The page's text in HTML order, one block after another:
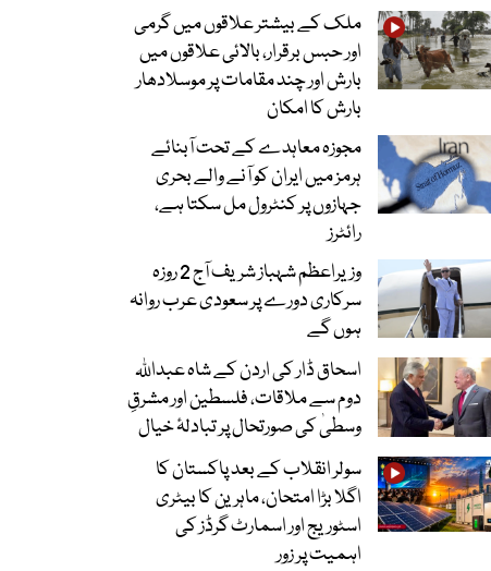
ملک کے بیشتر علاقوں میں گرمی
اور حبس برقرار، بالائی علاقوں میں
بارش اور چند مقامات پر موسلادھار
بارش کا امکان
مجوزہ معاہدے کے تحت آبنائے
ہرمز میں ایران کو آنے والے بحری
جہازوں پر کنٹرول مل سکتا ہے،
رائٹرز
وزیراعظم شہباز شریف آج 2 روزہ
سرکاری دورے پر سعودی عرب روانہ
ہوں گے
اسحاق ڈار کی اردن کے شاہ عبداللہ
دوم سے ملاقات، فلسطین اور مشرقِ
وسطیٰ کی صورتحال پر تبادلۂ خیال
سولر انقلاب کے بعد پاکستان کا
اگلا بڑا امتحان، ماہرین کا بیٹری
اسٹوریج اور اسمارٹ گرڈز کی
اہمیت پر زور